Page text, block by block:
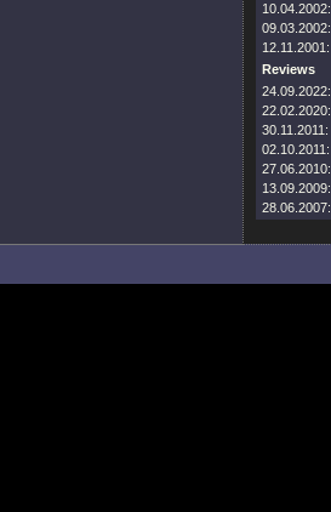
10.04.2002:
09.03.2002:
12.11.2001:
Reviews
24.09.2022:
22.02.2020:
30.11.2011:
02.10.2011:
27.06.2010:
13.09.2009:
28.06.2007: